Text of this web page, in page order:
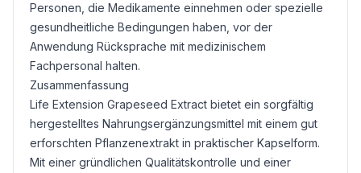
Personen, die Medikamente einnehmen oder spezielle
gesundheitliche Bedingungen haben, vor der
Anwendung Rücksprache mit medizinischem
Fachpersonal halten.
Zusammenfassung
Life Extension Grapeseed Extract bietet ein sorgfältig
hergestelltes Nahrungsergänzungsmittel mit einem gut
erforschten Pflanzenextrakt in praktischer Kapselform.
Mit einer gründlichen Qualitätskontrolle und einer